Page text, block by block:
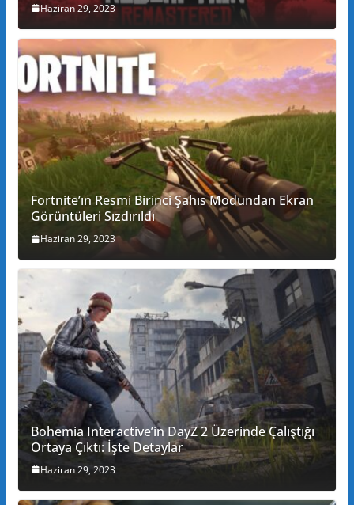
Haziran 29, 2023
Fortnite’ın Resmi Birinci Şahıs Modundan Ekran
Görüntüleri Sızdırıldı
Haziran 29, 2023
Bohemia Interactive’in DayZ 2 Üzerinde Çalıştığı
Ortaya Çıktı: İşte Detaylar
Haziran 29, 2023